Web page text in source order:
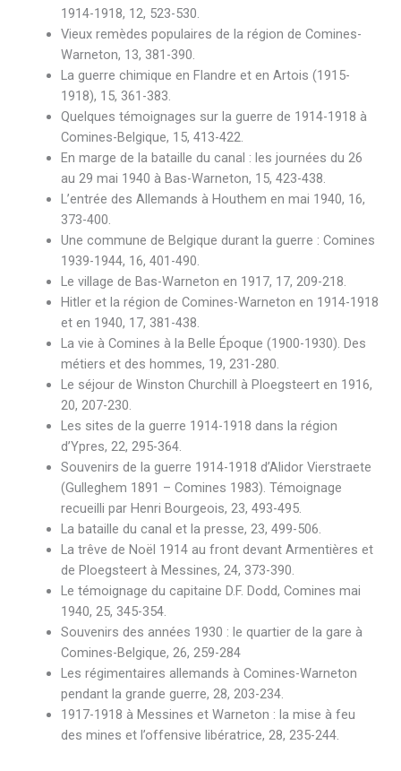
1914-1918, 12, 523-530.
Vieux remèdes populaires de la région de Comines-
Warneton, 13, 381-390.
La guerre chimique en Flandre et en Artois (1915-
1918), 15, 361-383.
Quelques témoignages sur la guerre de 1914-1918 à
Comines-Belgique, 15, 413-422.
En marge de la bataille du canal : les journées du 26
au 29 mai 1940 à Bas-Warneton, 15, 423-438.
L’entrée des Allemands à Houthem en mai 1940, 16,
373-400.
Une commune de Belgique durant la guerre : Comines
1939-1944, 16, 401-490.
Le village de Bas-Warneton en 1917, 17, 209-218.
Hitler et la région de Comines-Warneton en 1914-1918
et en 1940, 17, 381-438.
La vie à Comines à la Belle Époque (1900-1930). Des
métiers et des hommes, 19, 231-280.
Le séjour de Winston Churchill à Ploegsteert en 1916,
20, 207-230.
Les sites de la guerre 1914-1918 dans la région
d’Ypres, 22, 295-364.
Souvenirs de la guerre 1914-1918 d’Alidor Vierstraete
(Gulleghem 1891 – Comines 1983). Témoignage
recueilli par Henri Bourgeois, 23, 493-495.
La bataille du canal et la presse, 23, 499-506.
La trêve de Noël 1914 au front devant Armentières et
de Ploegsteert à Messines, 24, 373-390.
Le témoignage du capitaine D.F. Dodd, Comines mai
1940, 25, 345-354.
Souvenirs des années 1930 : le quartier de la gare à
Comines-Belgique, 26, 259-284
Les régimentaires allemands à Comines-Warneton
pendant la grande guerre, 28, 203-234.
1917-1918 à Messines et Warneton : la mise à feu
des mines et l’offensive libératrice, 28, 235-244.